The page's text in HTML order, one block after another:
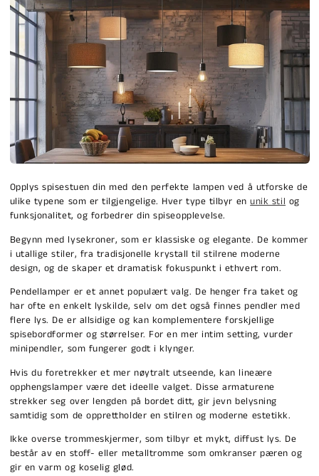
Opplys spisestuen din med den perfekte lampen ved å utforske de
ulike typene som er tilgjengelige. Hver type tilbyr enunik stil og
funksjonalitet, og forbedrer din spiseopplevelse.
Begynn med lysekroner, som er klassiske og elegante. De kommer
i utallige stiler, fra tradisjonelle krystall til stilrene moderne
design, og de skaper et dramatisk fokuspunkt i ethvert rom.
Pendellamper er et annet populært valg. De henger fra taket og
har ofte en enkelt lyskilde, selv om det også finnes pendler med
flere lys. De er allsidige og kan komplementere forskjellige
spisebordformer og størrelser. For en mer intim setting, vurder
minipendler, som fungerer godt i klynger.
Hvis du foretrekker et mer nøytralt utseende, kan lineære
opphengslamper være det ideelle valget. Disse armaturene
strekker seg over lengden på bordet ditt, gir jevn belysning
samtidig som de opprettholder en stilren og moderne estetikk.
Ikke overse trommeskjermer, som tilbyr et mykt, diffust lys. De
består av en stoff- eller metalltromme som omkranser pæren og
gir en varm og koselig glød.